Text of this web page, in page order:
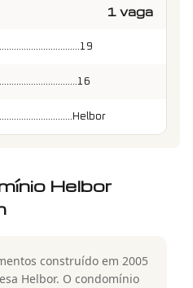
1 vaga
Helbor
construído em 2005
Helbor. O condomínio